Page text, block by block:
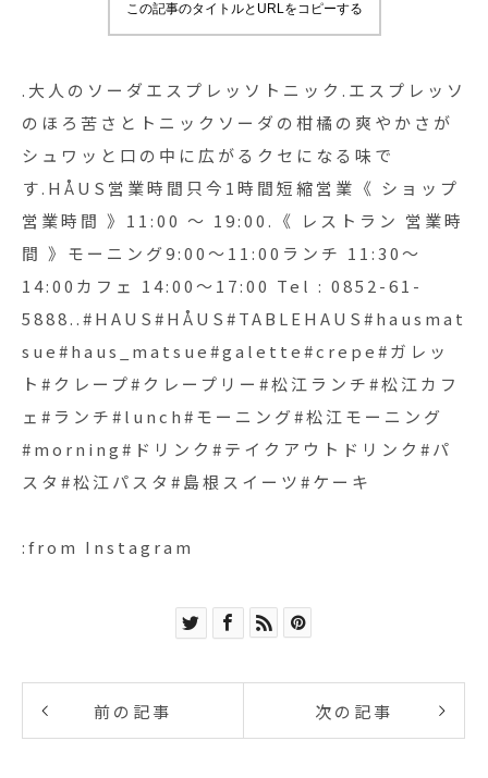
この記事のタイトルとURLをコピーする
.大人のソーダエスプレッソトニック.エスプレッソ
のほろ苦さとトニックソーダの柑橘の爽やかさが
シュワッと口の中に広がるクセになる味で
す.HÅUS営業時間只今1時間短縮営業《 ショップ
営業時間 》11:00 〜 19:00.《 レストラン 営業時
間 》モーニング9:00〜11:00ランチ 11:30〜
14:00カフェ 14:00〜17:00 Tel : 0852-61-
5888..#HAUS#HÅUS#TABLEHAUS#hausmat
sue#haus_matsue#galette#crepe#ガレッ
ト#クレープ#クレープリー#松江ランチ#松江カフ
ェ#ランチ#lunch#モーニング#松江モーニング
#morning#ドリンク#テイクアウトドリンク#パ
スタ#松江パスタ#島根スイーツ#ケーキ
:from Instagram
前の記事 次の記事